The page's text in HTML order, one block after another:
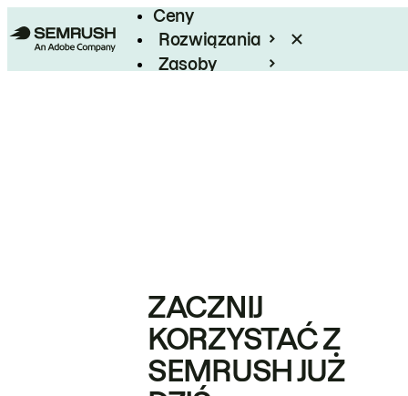
Ceny
Rozwiązania
Zasoby
ZACZNIJ
KORZYSTAĆ Z
SEMRUSH JUŻ